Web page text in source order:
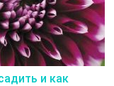
и как